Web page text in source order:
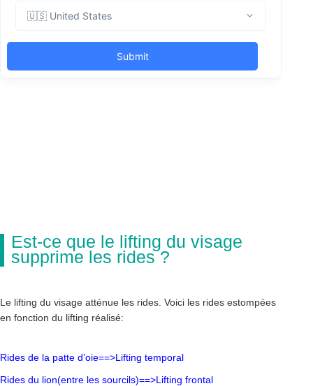
Est-ce que le lifting du visage
supprime les rides ?
Le lifting du visage atténue les rides. Voici les rides estompées
en fonction du lifting réalisé:
Rides de la patte d’oie==>Lifting temporal
Rides du lion(entre les sourcils)==>Lifting frontal